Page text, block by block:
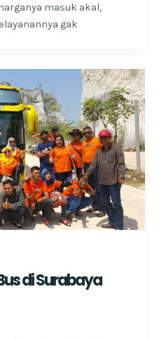
masuk akal,
gak
di Surabaya